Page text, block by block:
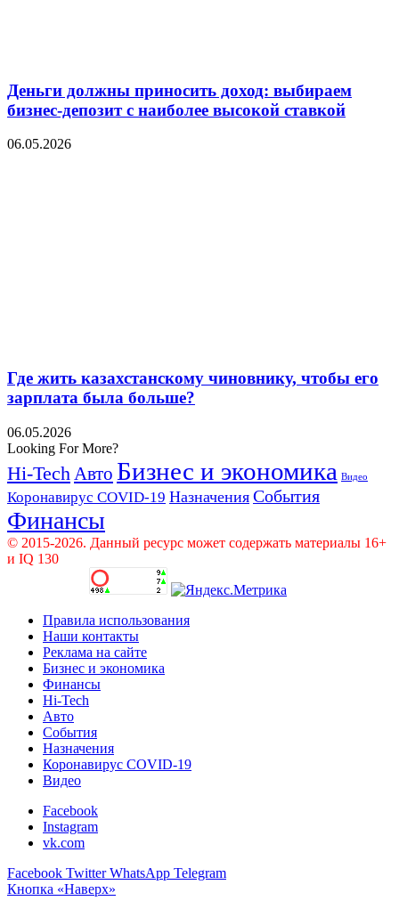
Деньги должны приносить доход: выбираем
бизнес-депозит с наиболее высокой ставкой
06.05.2026
Где жить казахстанскому чиновнику, чтобы его
зарплата была больше?
06.05.2026
Looking For More?
Hi-Tech Авто Бизнес и экономика Видео
Коронавирус COVID-19 Назначения События
Финансы
© 2015-2026. Данный ресурс может содержать материалы 16+
и IQ 130
Правила использования
Наши контакты
Реклама на сайте
Бизнес и экономика
Финансы
Hi-Tech
Авто
События
Назначения
Коронавирус COVID-19
Видео
Facebook
Instagram
vk.com
Facebook Twitter WhatsApp Telegram
Кнопка «Наверх»